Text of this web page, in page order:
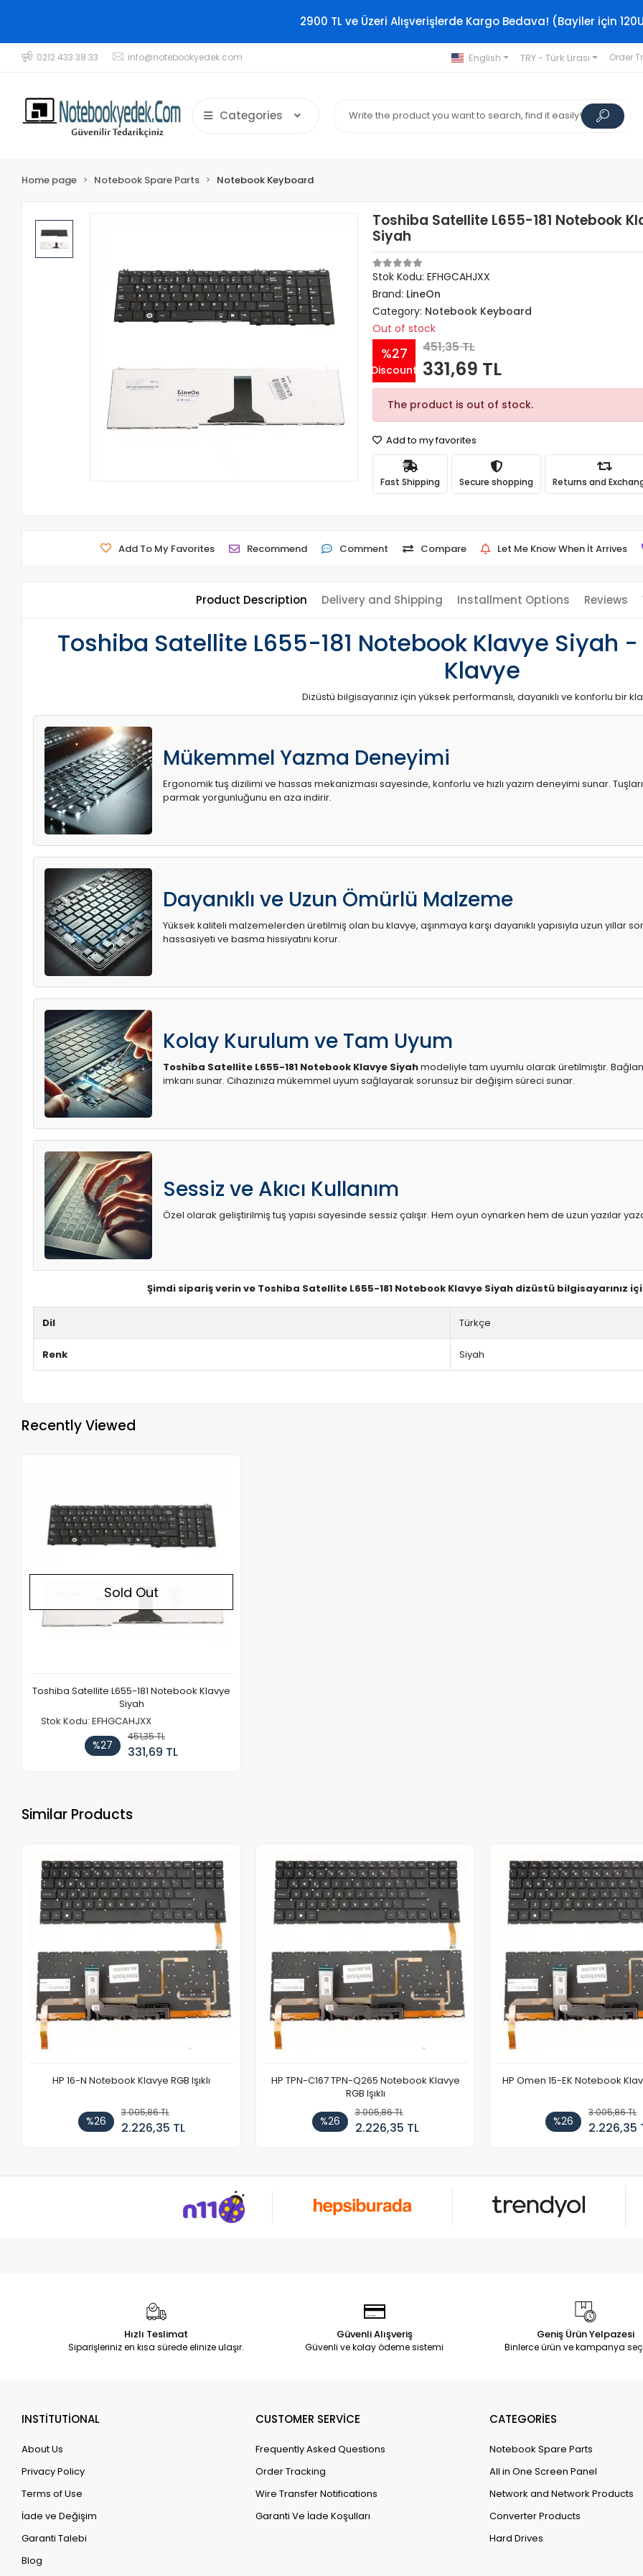
2900 TL ve Üzeri Alışverişlerde Kargo Bedava! (Bayiler için
0212 433 38 33 info@notebookyedek.com English TRY - Türk Lirası Order
Categories
Home page Notebook Spare Parts Notebook Keyboard
Toshiba Satellite L655-181 Notebook
Siyah
Stok Kodu: EFHGCAHJXX
Brand: LineOn
Category: Notebook Keyboard
Out of stock
%27
Discount
451,35 TL
331,69 TL
The product is out of stock.
Add to my favorites
Fast Shipping Secure shopping Returns and
Add To My Favorites Recommend Comment Compare Let Me Know When İt Arrives
Product Description Delivery and Shipping Installment Options Reviews
Toshiba Satellite L655-181 Notebook Klavye Siyah -
Klavye
Dizüstü bilgisayarınız için yüksek performanslı, dayanıklı ve konforlu bir
Mükemmel Yazma Deneyimi
Ergonomik tuş dizilimi ve hassas mekanizması sayesinde, konforlu ve hızlı yazım deneyimi sunar.
parmak yorgunluğunu en aza indirir.
Dayanıklı ve Uzun Ömürlü Malzeme
Yüksek kaliteli malzemelerden üretilmiş olan bu klavye, aşınmaya karşı dayanıklı yapısıyla uzun yıllar
hassasiyeti ve basma hissiyatını korur.
Kolay Kurulum ve Tam Uyum
Toshiba Satellite L655-181 Notebook Klavye Siyahmodeliyle tam uyumlu olarak üretilmiştir.
imkanı sunar. Cihazınıza mükemmel uyum sağlayarak sorunsuz bir değişim süreci sunar.
Sessiz ve Akıcı Kullanım
Özel olarak geliştirilmiş tuş yapısı sayesinde sessiz çalışır. Hem oyun oynarken hem de uzun yazılar
Şimdi sipariş verin ve Toshiba Satellite L655-181 Notebook Klavye Siyah dizüstü bilgisayarınız
Dil Türkçe
Renk Siyah
Recently Viewed
Sold Out
Toshiba Satellite L655-181 Notebook Klavye
Siyah
Stok Kodu: EFHGCAHJXX
%27
451,35 TL
331,69 TL
Similar Products
HP 16-N Notebook Klavye RGB Işıklı
%26
3.005,86 TL
2.226,35 TL
HP TPN-C167 TPN-Q265 Notebook Klavye
RGB Işıklı
%26
3.005,86 TL
2.226,35 TL
HP Omen 15-EK Notebook
%26
3.005,86 TL
2.226,35
Hızlı Teslimat
Siparişleriniz en kısa sürede elinize ulaşır.
Güvenli Alışveriş
Güvenli ve kolay ödeme sistemi
Geniş Ürün Yelpazesi
Binlerce ürün ve kampanya
INSTİTUTİONAL
About Us
Privacy Policy
Terms of Use
İade ve Değişim
Garanti Talebi
Blog
CUSTOMER SERVİCE
Frequently Asked Questions
Order Tracking
Wire Transfer Notifications
Garanti Ve İade Koşulları
CATEGORİES
Notebook Spare Parts
All in One Screen Panel
Network and Network Products
Converter Products
Hard Drives